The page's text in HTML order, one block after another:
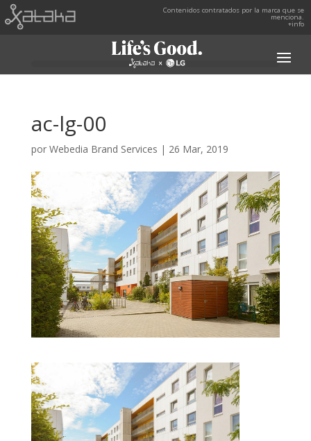
Contenidos contratados por la marca que se
menciona.
+info
ac-lg-00
por Webedia Brand Services | 26 Mar, 2019